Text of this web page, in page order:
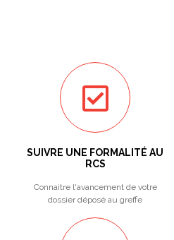
SUIVRE UNE FORMALITÉ AU
RCS
Connaitre l'avancement de votre
dossier déposé au greffe